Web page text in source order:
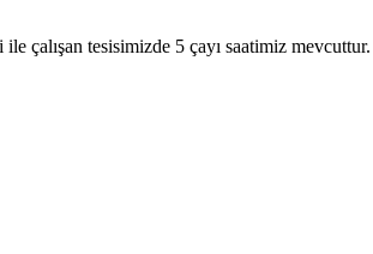
çalışan tesisimizde 5 çayı saatimiz